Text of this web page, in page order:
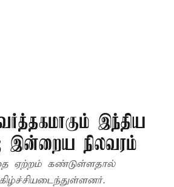
இந்திய
இன்றைய நிலவரம்
ஏற்றம் கண்டுள்ளதால்